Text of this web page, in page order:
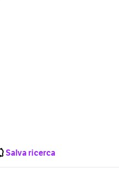
Salva ricerca